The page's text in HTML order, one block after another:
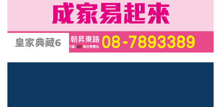
皇家典藏6